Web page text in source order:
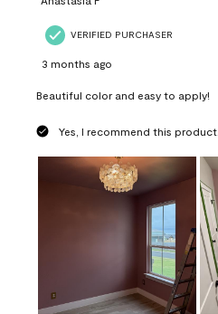
VERIFIED PURCHASER
3 months ago
Beautiful color and easy to apply!
Yes, I recommend this product.